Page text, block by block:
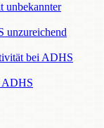
unbekannter
unzureichend
bei ADHS
ADHS